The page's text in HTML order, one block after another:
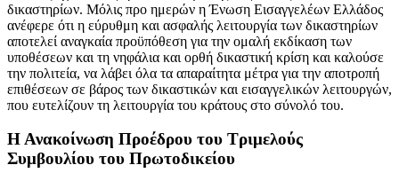
δικαστηρίων. Μόλις προ ημερών η Ένωση Εισαγγελέων Ελλάδος
ανέφερε ότι η εύρυθμη και ασφαλής λειτουργία των δικαστηρίων
αποτελεί αναγκαία προϋπόθεση για την ομαλή εκδίκαση των
υποθέσεων και τη νηφάλια και ορθή δικαστική κρίση και καλούσε
την πολιτεία, να λάβει όλα τα απαραίτητα μέτρα για την αποτροπή
επιθέσεων σε βάρος των δικαστικών και εισαγγελικών λειτουργών,
που ευτελίζουν τη λειτουργία του κράτους στο σύνολό του.
Η Ανακοίνωση Προέδρου του Τριμελούς
Συμβουλίου του Πρωτοδικείου